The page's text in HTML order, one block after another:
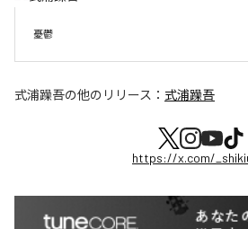
憂鬱
式浦躁吾の他のリリース： 式浦躁吾
https://x.com/